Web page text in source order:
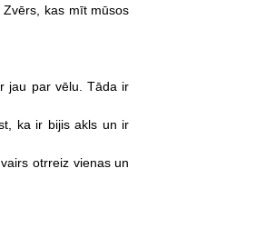
kas mīt mūsos
jau par vēlu. Tāda ir
ka ir bijis akls un ir
otrreiz vienas un